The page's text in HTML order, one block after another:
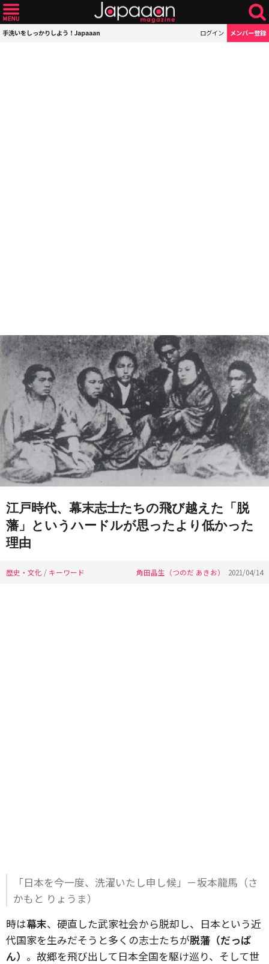
手洗いをしっかりしよう！Japaaan ログイン メンバー登録
江戸時代、幕末志士たちの飛び越えた「脱
藩」というハードルが思ったより低かった
理由
歴史・文化 / キーワード 角田晶生（つのだ あきお） 2021/04/14
「日本を今一度、洗濯いたし申し候」－坂本龍馬（さ
かもと りょうま）
時は幕末、硬直した武家社会から脱却し、日本という近
代国家を生みだそうと多くの志士たちが脱藩（だっぱ
ん） 。故郷を飛び出して日本全国を駆け巡り、そして世